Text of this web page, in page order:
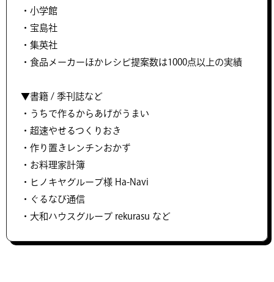
・小学館
・宝島社
・集英社
・食品メーカーほかレシピ提案数は1000点以上の実績
▼書籍 / 季刊誌など
・うちで作るからあげがうまい
・超速やせるつくりおき
・作り置きレンチンおかず
・お料理家計簿
・ヒノキヤグループ様 Ha-Navi
・ぐるなび通信
・大和ハウスグループ rekurasu など